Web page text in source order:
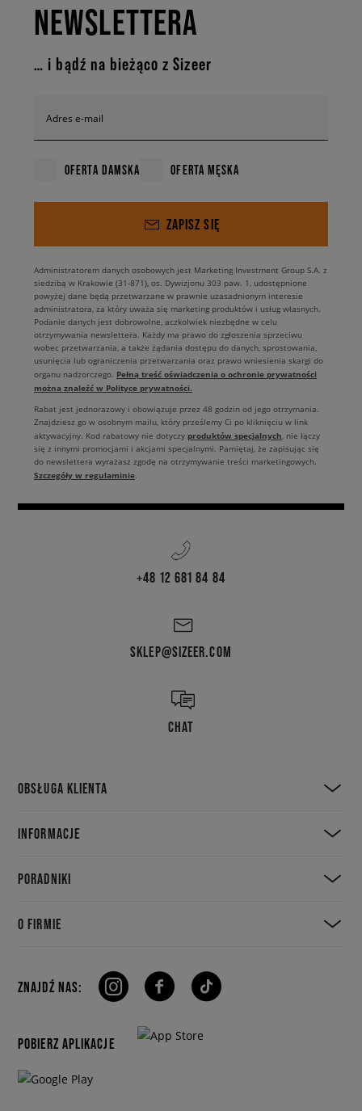
NEWSLETTERA
… i bądź na bieżąco z Sizeer
Adres e-mail
OFERTA DAMSKA OFERTA MĘSKA
ZAPISZ SIĘ
Administratorem danych osobowych jest Marketing Investment Group S.A. z
siedzibą w Krakowie (31-871), os. Dywizjonu 303 paw. 1, udostępnione
powyżej dane będą przetwarzane w prawnie uzasadnionym interesie
administratora, za który uważa się marketing produktów i usług własnych.
Podanie danych jest dobrowolne, aczkolwiek niezbędne w celu
otrzymywania newslettera. Każdy ma prawo do zgłoszenia sprzeciwu
wobec przetwarzania, a także żądania dostępu do danych, sprostowania,
usunięcia lub ograniczenia przetwarzania oraz prawo wniesienia skargi do
organu nadzorczego. Pełną treść oświadczenia o ochronie prywatności
można znaleźć w Polityce prywatności.
Rabat jest jednorazowy i obowiązuje przez 48 godzin od jego otrzymania.
Znajdziesz go w osobnym mailu, który prześlemy Ci po kliknięciu w link
aktywacyjny. Kod rabatowy nie dotyczy produktów specjalnych, nie łączy
się z innymi promocjami i akcjami specjalnymi. Pamiętaj, że zapisując się
do newslettera wyrażasz zgodę na otrzymywanie treści marketingowych.
Szczegóły w regulaminie.
+48 12 681 84 84
SKLEP@SIZEER.COM
CHAT
OBSŁUGA KLIENTA
INFORMACJE
PORADNIKI
O FIRMIE
ZNAJDŹ NAS:
POBIERZ APLIKACJE